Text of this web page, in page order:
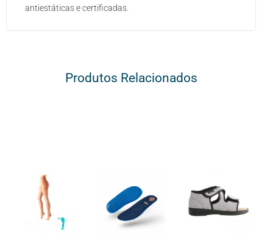
antiestáticas e certificadas.
Produtos Relacionados